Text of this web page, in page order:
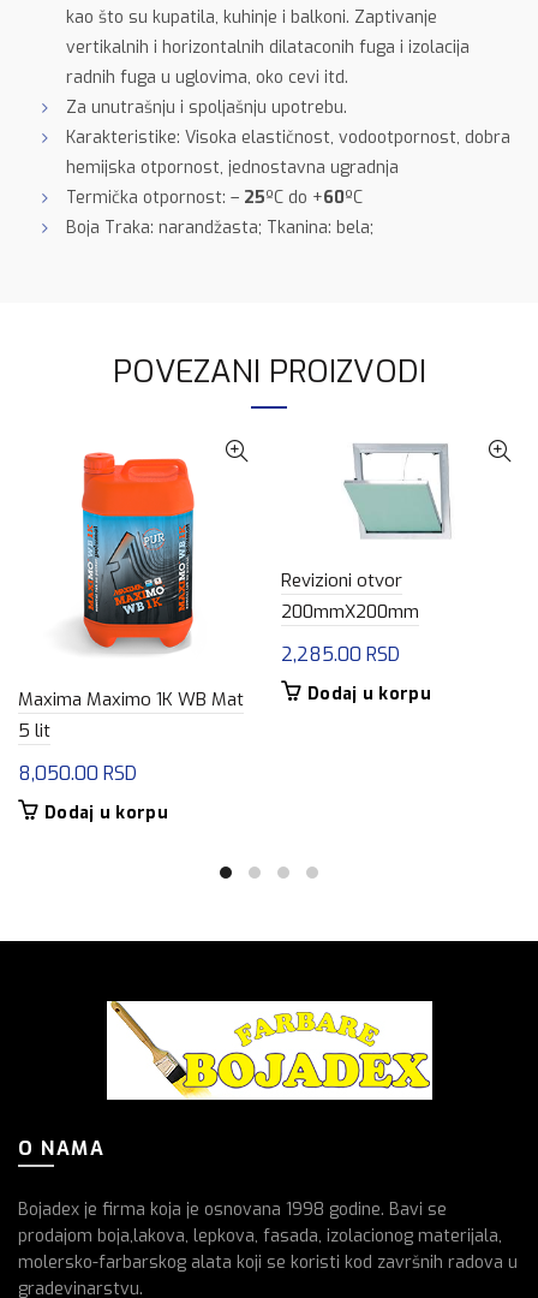
kao što su kupatila, kuhinje i balkoni. Zaptivanje
vertikalnih i horizontalnih dilataconih fuga i izolacija
radnih fuga u uglovima, oko cevi itd.
Za unutrašnju i spoljašnju upotrebu.
Karakteristike: Visoka elastičnost, vodootpornost, dobra
hemijska otpornost, jednostavna ugradnja
Termička otpornost: – 25ºC do +60ºC
Boja Traka: narandžasta; Tkanina: bela;
POVEZANI PROIZVODI
Maxima Maximo 1K WB Mat
5 lit
8,050.00 RSD
Dodaj u korpu
Revizioni otvor
200mmX200mm
2,285.00 RSD
Dodaj u korpu
O NAMA
Bojadex je firma koja je osnovana 1998 godine. Bavi se
prodajom boja,lakova, lepkova, fasada, izolacionog materijala,
molersko-farbarskog alata koji se koristi kod završnih radova u
gradevinarstvu.